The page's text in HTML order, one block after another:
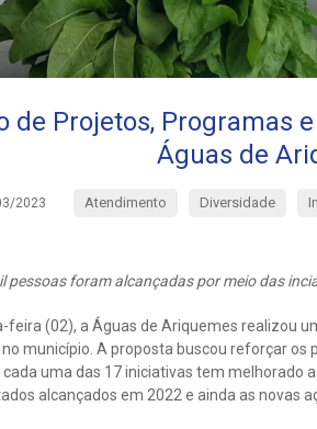
de Projetos, Programas
Águas de
2023 Atendimento Diversidade
pessoas foram alcançadas por meio das
feira (02), a Águas de Ariquemes realizou
município. A proposta buscou reforçar
uma das 17 iniciativas tem melhorado
alcançados em 2022 e ainda as novas